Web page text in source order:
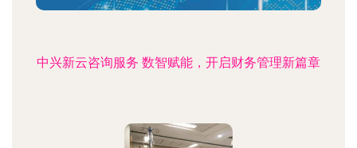
中兴新云咨询服务 数智赋能，开启财务管理新篇章